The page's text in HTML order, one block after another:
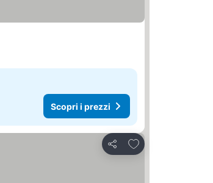
Scopri i prezzi
Condividi
Aggiungi ai preferiti